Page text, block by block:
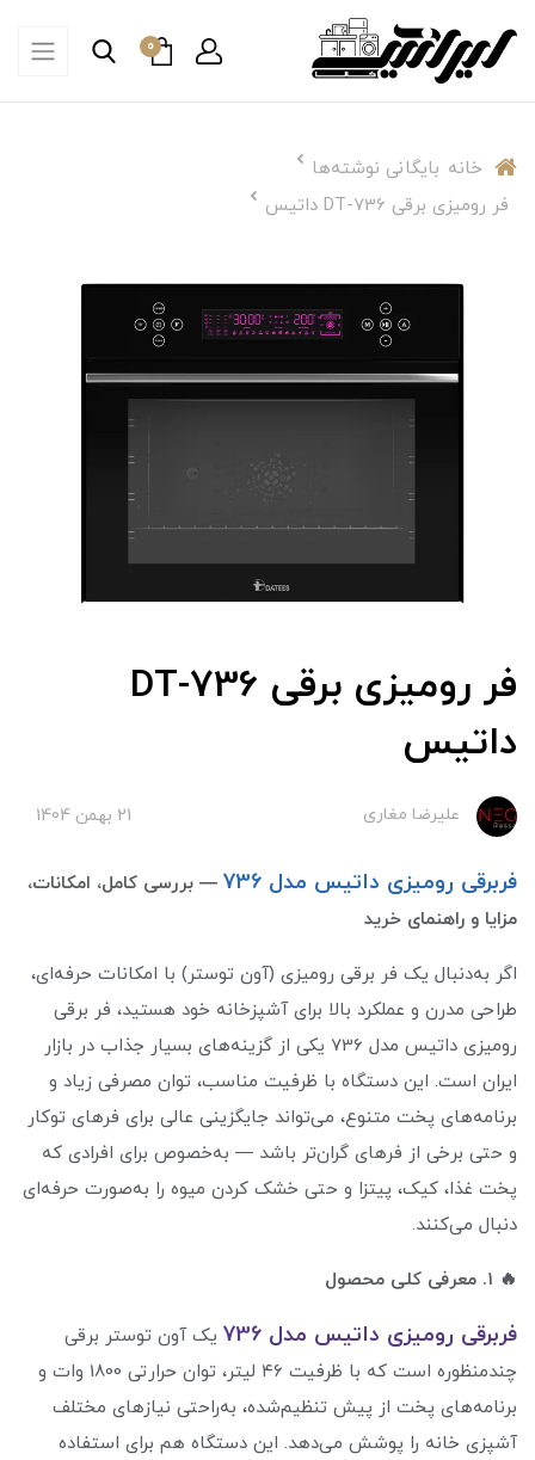
0
خانه بایگانی نوشته‌ها
فر رومیزی برقی DT-736 داتیس
فر رومیزی برقی DT-736
داتیس
علیرضا مغاری 21 بهمن 1404
فربرقی رومیزی داتیس مدل 736
— بررسی کامل، امکانات،
مزایا و راهنمای خرید
اگر به‌دنبال یک فر برقی رومیزی (آون توستر) با امکانات حرفه‌ای،
طراحی مدرن و عملکرد بالا برای آشپزخانه خود هستید، فر برقی
رومیزی داتیس مدل 736 یکی از گزینه‌های بسیار جذاب در بازار
ایران است. این دستگاه با ظرفیت مناسب، توان مصرفی زیاد و
برنامه‌های پخت متنوع، می‌تواند جایگزینی عالی برای فرهای توکار
و حتی برخی از فرهای گران‌تر باشد — به‌خصوص برای افرادی که
پخت غذا، کیک، پیتزا و حتی خشک کردن میوه را به‌صورت حرفه‌ای
دنبال می‌کنند.
🔥 ۱. معرفی کلی محصول
فربرقی رومیزی داتیس مدل 736
یک آون توستر برقی
چندمنظوره است که با ظرفیت ۴۶ لیتر، توان حرارتی 1800 وات و
برنامه‌های پخت از پیش تنظیم‌شده، به‌راحتی نیازهای مختلف
آشپزی خانه را پوشش می‌دهد. این دستگاه هم برای استفاده